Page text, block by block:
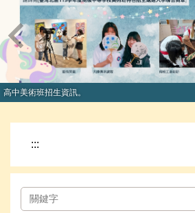
高中美術班招生資訊。
:::